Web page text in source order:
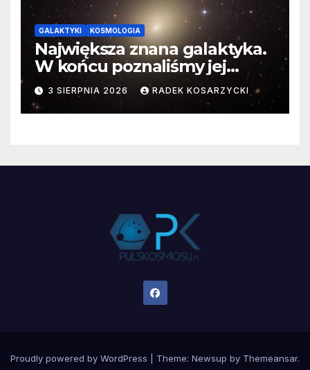
GALAKTYKI KOSMOLOGIA
Największa znana galaktyka.
W końcu poznaliśmy jej
faktyczne wymiary
3 SIERPNIA 2026 RADEK KOSARZYCKI
Proudly powered by WordPress Theme: Newsup by Themeansar.